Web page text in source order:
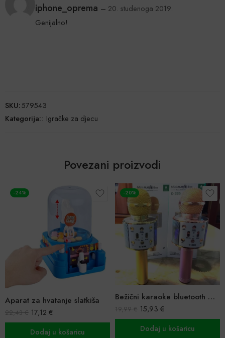
Ocijenjeno5
od 5
iphone_oprema – 20. studenoga 2019.
Genijalno!
SKU:579543
Kategorija:: Igračke za djecu
Povezani proizvodi
-24%
Aparat za hvatanje slatkiša
22,43€ 17,12 €
Dodaj u košaricu
-20%
Bežični karaoke bluetooth mikrofon – NOVO
19,99€ 15,93 €
Dodaj u košaricu